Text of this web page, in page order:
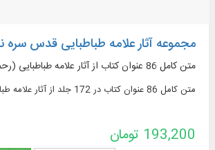
مجموعه آثار علامه طباطبایی قدس سره
متن کامل 86 عنوان کتاب از آثار علامه طباطبایی (رحمه الله)
متن کامل 86 عنوان کتاب در 172 جلد از آثار علامه طباطبایی (رحمه الله)
193,200 تومان